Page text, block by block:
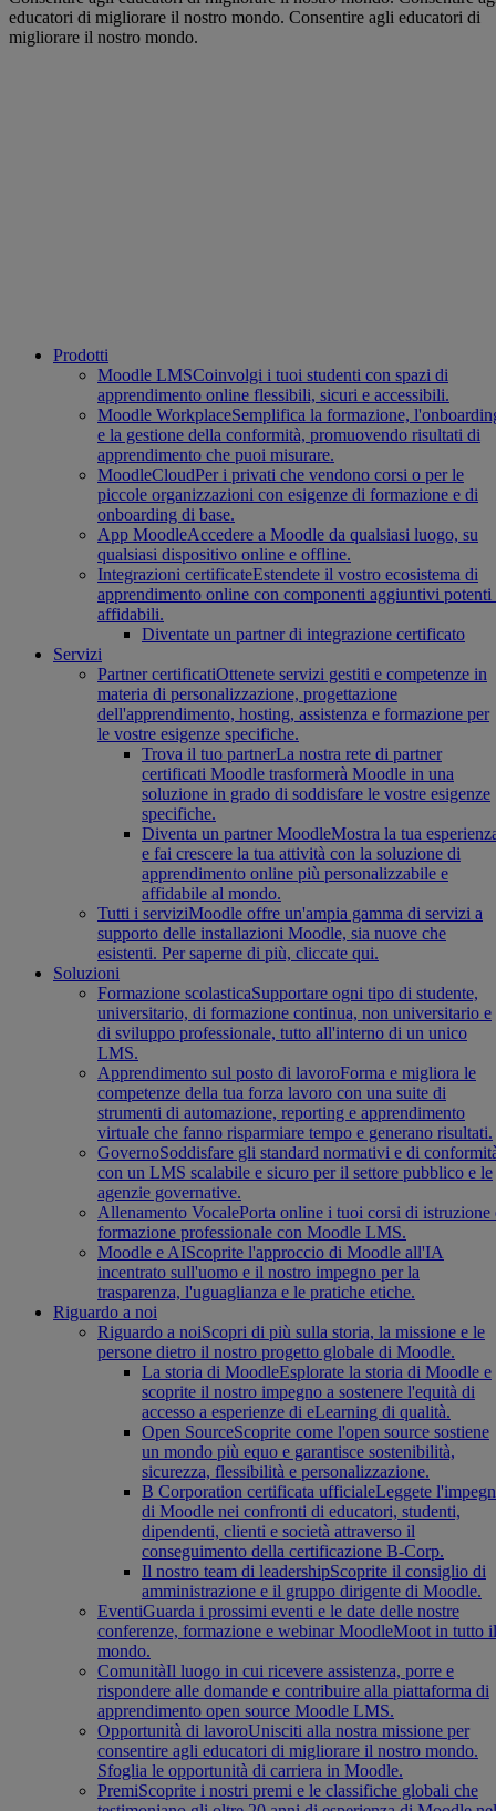
educatori di migliorare il nostro mondo. Consentire agli educatori di
migliorare il nostro mondo.
Prodotti
Moodle LMSCoinvolgi i tuoi studenti con spazi di
apprendimento online flessibili, sicuri e accessibili.
Moodle WorkplaceSemplifica la formazione,
e la gestione della conformità, promuovendo risultati di
apprendimento che puoi misurare.
MoodleCloudPer i privati che vendono corsi o per le
piccole organizzazioni con esigenze di formazione e di
onboarding di base.
App MoodleAccedere a Moodle da qualsiasi luogo, su
qualsiasi dispositivo online e offline.
Integrazioni certificateEstendete il vostro ecosistema di
apprendimento online con componenti aggiuntivi potenti
affidabili.
Diventate un partner di integrazione certificato
Servizi
Partner certificatiOttenete servizi gestiti e competenze in
materia di personalizzazione, progettazione
dell'apprendimento, hosting, assistenza e formazione per
le vostre esigenze specifiche.
Trova il tuo partnerLa nostra rete di partner
certificati Moodle trasformerà Moodle in una
soluzione in grado di soddisfare le vostre esigenze
specifiche.
Diventa un partner MoodleMostra la tua
e fai crescere la tua attività con la soluzione di
apprendimento online più personalizzabile e
affidabile al mondo.
Tutti i serviziMoodle offre un'ampia gamma di servizi a
supporto delle installazioni Moodle, sia nuove che
esistenti. Per saperne di più, cliccate qui.
Soluzioni
Formazione scolasticaSupportare ogni tipo di studente,
universitario, di formazione continua, non universitario e
di sviluppo professionale, tutto all'interno di un unico
LMS.
Apprendimento sul posto di lavoroForma e migliora le
competenze della tua forza lavoro con una suite di
strumenti di automazione, reporting e apprendimento
virtuale che fanno risparmiare tempo e generano risultati.
GovernoSoddisfare gli standard normativi e di
con un LMS scalabile e sicuro per il settore pubblico e le
agenzie governative.
Allenamento VocalePorta online i tuoi corsi di istruzione
formazione professionale con Moodle LMS.
Moodle e AIScoprite l'approccio di Moodle all'IA
incentrato sull'uomo e il nostro impegno per la
trasparenza, l'uguaglianza e le pratiche etiche.
Riguardo a noi
Riguardo a noiScopri di più sulla storia, la missione e le
persone dietro il nostro progetto globale di Moodle.
La storia di MoodleEsplorate la storia di Moodle e
scoprite il nostro impegno a sostenere l'equità di
accesso a esperienze di eLearning di qualità.
Open SourceScoprite come l'open source sostiene
un mondo più equo e garantisce sostenibilità,
sicurezza, flessibilità e personalizzazione.
B Corporation certificata ufficialeLeggete
di Moodle nei confronti di educatori, studenti,
dipendenti, clienti e società attraverso il
conseguimento della certificazione B-Corp.
Il nostro team di leadershipScoprite il consiglio di
amministrazione e il gruppo dirigente di Moodle.
EventiGuarda i prossimi eventi e le date delle nostre
conferenze, formazione e webinar MoodleMoot in tutto il
mondo.
ComunitàIl luogo in cui ricevere assistenza, porre e
rispondere alle domande e contribuire alla piattaforma di
apprendimento open source Moodle LMS.
Opportunità di lavoroUnisciti alla nostra missione per
consentire agli educatori di migliorare il nostro mondo.
Sfoglia le opportunità di carriera in Moodle.
PremiScoprite i nostri premi e le classifiche globali che